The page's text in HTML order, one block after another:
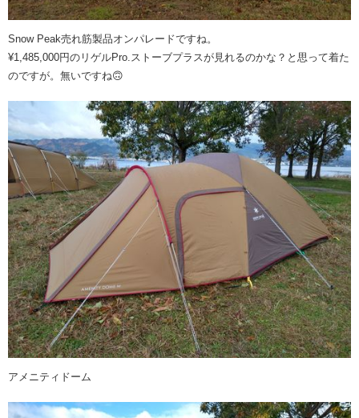
Snow Peak売れ筋製品オンパレードですね。
¥1,485,000円のリゲルPro.ストーブプラスが見れるのかな？と思って着た
のですが。無いですね🙃
アメニティドーム